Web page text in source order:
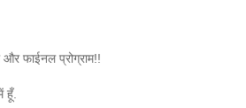
फाईनल प्रोग्राम!!
हूँ.